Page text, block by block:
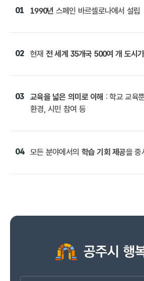
01 1990년 스페인 바르셀로나에서 설립
02 현재 전 세계 35개국 500여 개 도시
03 교육을 넓은 의미로 이해 : 학교 교육
환경, 시민 참여 등
04 모든 분야에서의 학습 기회 제공을 중